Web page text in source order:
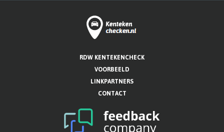
RDW KENTEKENCHECK
VOORBEELD
LINKPARTNERS
CONTACT